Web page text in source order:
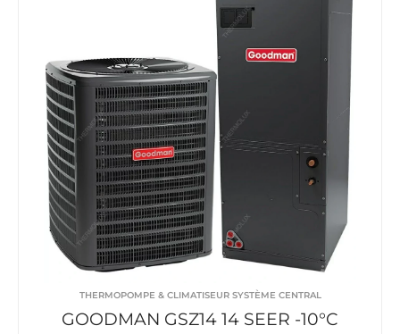
THERMOPOMPE & CLIMATISEUR SYSTÈME CENTRAL
GOODMAN GSZ14 14 SEER -10°C